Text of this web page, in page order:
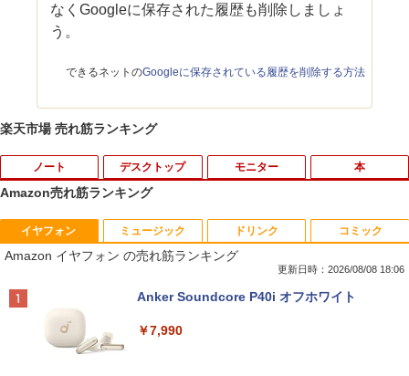
なくGoogleに保存された履歴も削除しましょ
う。
できるネットのGoogleに保存されている履歴を削除する方法
楽天市場 売れ筋ランキング
ノート
1
【★最大100%ポイント】【新生活応援・
2026】【Office 2019 H&B】富士通 MU
937/Celeron 3865U/メモリ:4GB/8GB/S
フルHD/wifi/HDMI/USB3.0/中古 ノート
デスクトップ
1
中古パソコン | Dell | OptiPlex 3070 SFF
| Windows11 | デスクトップ | 一年保証 |
第9世代 | Core i5 9500 3.0(〜最大4.4)G
Dマルチ | 無線LAN:なし | Win11Pro64Bi
モニター
1
引き出し付きモニター台(NM01 ミドルブ
ラウン) 【玄関先迄納品】 ニトリ
￥2,990
本
1
MAZZEL 1st photobook with ZEAL [
MAZZEL ]
￥4,950
Amazon売れ筋ランキング
イヤフォン
Amazon イヤフォン の売れ筋ランキング
更新日時：2026/08/08 18:06
Anker Soundcore P40i オフホワイト
￥7,990
ミュージック ドリンク コミック